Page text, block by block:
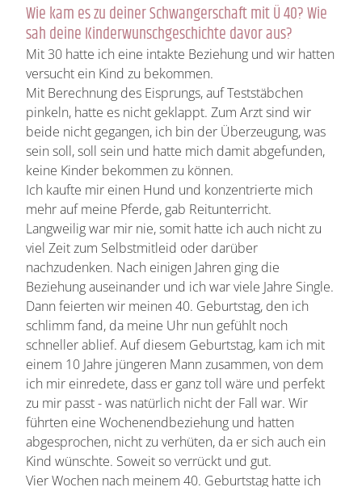
Wie kam es zu deiner Schwangerschaft mit Ü 40? Wie
sah deine Kinderwunschgeschichte davor aus?
Mit 30 hatte ich eine intakte Beziehung und wir hatten
versucht ein Kind zu bekommen.
Mit Berechnung des Eisprungs, auf Teststäbchen
pinkeln, hatte es nicht geklappt. Zum Arzt sind wir
beide nicht gegangen, ich bin der Überzeugung, was
sein soll, soll sein und hatte mich damit abgefunden,
keine Kinder bekommen zu können.
Ich kaufte mir einen Hund und konzentrierte mich
mehr auf meine Pferde, gab Reitunterricht.
Langweilig war mir nie, somit hatte ich auch nicht zu
viel Zeit zum Selbstmitleid oder darüber
nachzudenken. Nach einigen Jahren ging die
Beziehung auseinander und ich war viele Jahre Single.
Dann feierten wir meinen 40. Geburtstag, den ich
schlimm fand, da meine Uhr nun gefühlt noch
schneller ablief. Auf diesem Geburtstag, kam ich mit
einem 10 Jahre jüngeren Mann zusammen, von dem
ich mir einredete, dass er ganz toll wäre und perfekt
zu mir passt - was natürlich nicht der Fall war. Wir
führten eine Wochenendbeziehung und hatten
abgesprochen, nicht zu verhüten, da er sich auch ein
Kind wünschte. Soweit so verrückt und gut.
Vier Wochen nach meinem 40. Geburtstag hatte ich